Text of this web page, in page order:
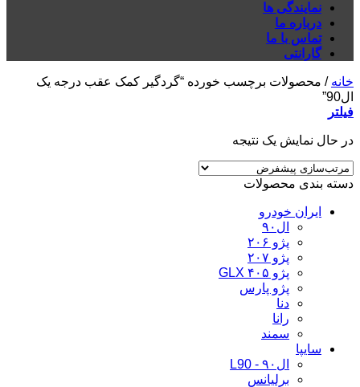
نمایندگی ها
درباره ما
تماس با ما
گارانتی
خانه / محصولات برچسب خورده “گردگیر کمک عقب درجه یک
ال90”
فیلتر
در حال نمایش یک نتیجه
دسته بندی محصولات
ایران خودرو
ال۹۰
پژو ۲۰۶
پژو ۲۰۷
پژو ۴۰۵ GLX
پژو پارس
دنا
رانا
سمند
سایپا
ال۹۰ - L90
برلیانس